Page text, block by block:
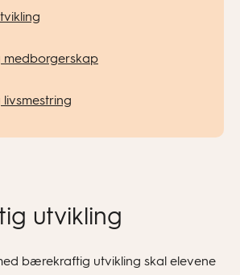
medborgerskap
livsmestring
utvikling
bærekraftig utvikling skal elevene